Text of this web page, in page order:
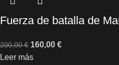
Fuerza de batalla de
200,00€ 160,00 €
Leer más